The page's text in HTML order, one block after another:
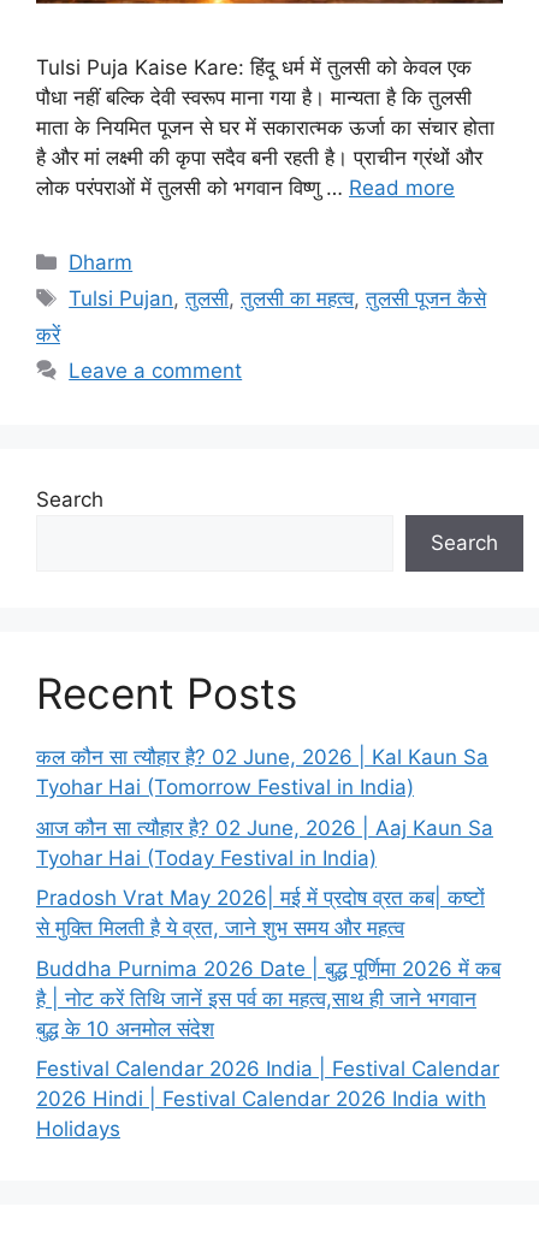
Tulsi Puja Kaise Kare: हिंदू धर्म में तुलसी को केवल एक
पौधा नहीं बल्कि देवी स्वरूप माना गया है। मान्यता है कि तुलसी
माता के नियमित पूजन से घर में सकारात्मक ऊर्जा का संचार होता
है और मां लक्ष्मी की कृपा सदैव बनी रहती है। प्राचीन ग्रंथों और
लोक परंपराओं में तुलसी को भगवान विष्णु … Read more
C
a
g
e
Dharm
T
s
Tulsi Pujan,तुलसी,तुलसी का महत्व,तुलसी पूजन कैसे
करें
Leave a comment
Search
Search
Recent Posts
कल कौन सा त्यौहार है? 02 June, 2026 | Kal Kaun Sa
Tyohar Hai (Tomorrow Festival in India)
आज कौन सा त्यौहार है? 02 June, 2026 | Aaj Kaun Sa
Tyohar Hai (Today Festival in India)
Pradosh Vrat May 2026| मई में प्रदोष व्रत कब| कष्टों
से मुक्ति मिलती है ये व्रत, जाने शुभ समय और महत्व
Buddha Purnima 2026 Date | बुद्ध पूर्णिमा 2026 में कब
है | नोट करें तिथि जानें इस पर्व का महत्व,साथ ही जाने भगवान
बुद्ध के 10 अनमोल संदेश
Festival Calendar 2026 India | Festival Calendar
2026 Hindi | Festival Calendar 2026 India with
Holidays